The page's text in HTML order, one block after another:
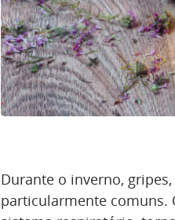
Durante o inverno,
particularmente comuns.